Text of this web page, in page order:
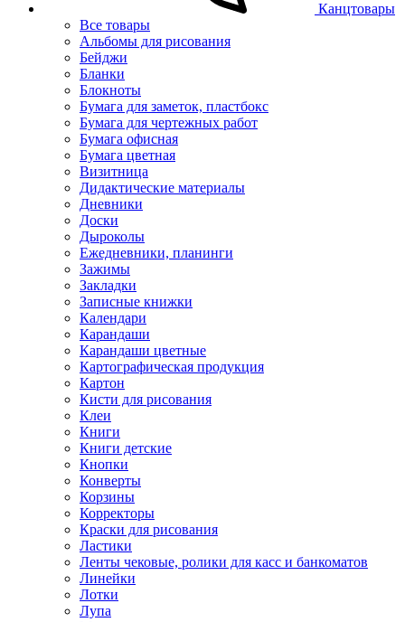
Канцтовары
Все товары
Альбомы для рисования
Бейджи
Бланки
Блокноты
Бумага для заметок, пластбокс
Бумага для чертежных работ
Бумага офисная
Бумага цветная
Визитница
Дидактические материалы
Дневники
Доски
Дыроколы
Ежедневники, планинги
Зажимы
Закладки
Записные книжки
Календари
Карандаши
Карандаши цветные
Картографическая продукция
Картон
Кисти для рисования
Клеи
Книги
Книги детские
Кнопки
Конверты
Корзины
Корректоры
Краски для рисования
Ластики
Ленты чековые, ролики для касс и банкоматов
Линейки
Лотки
Лупа